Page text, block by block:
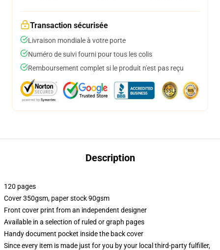
Transaction sécurisée
Livraison mondiale à votre porte
Numéro de suivi fourni pour tous les colis
Remboursement complet si le produit n'est pas reçu
Description
120 pages
Cover 350gsm, paper stock 90gsm
Front cover print from an independent designer
Available in a selection of ruled or graph pages
Handy document pocket inside the back cover
Since every item is made just for you by your local third-party fulfiller,